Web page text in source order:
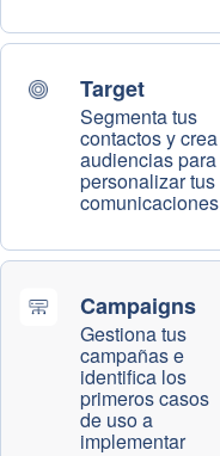
Target
Segmenta tus
contactos y crea
audiencias para
personalizar tus
comunicaciones
Campaigns
Gestiona tus
campañas e
identifica los
primeros casos
de uso a
implementar